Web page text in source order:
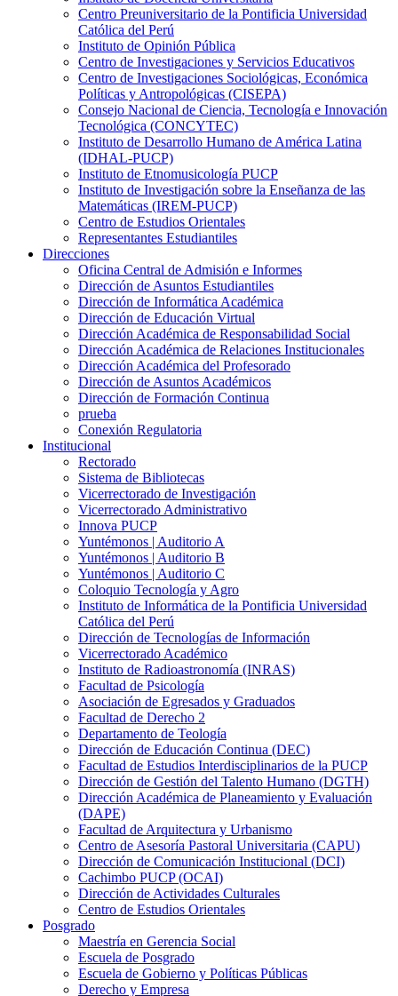
Centro Preuniversitario de la Pontificia Universidad
Católica del Perú
Instituto de Opinión Pública
Centro de Investigaciones y Servicios Educativos
Centro de Investigaciones Sociológicas, Económica
Políticas y Antropológicas (CISEPA)
Consejo Nacional de Ciencia, Tecnología e Innovación
Tecnológica (CONCYTEC)
Instituto de Desarrollo Humano de América Latina
(IDHAL-PUCP)
Instituto de Etnomusicología PUCP
Instituto de Investigación sobre la Enseñanza de las
Matemáticas (IREM-PUCP)
Centro de Estudios Orientales
Representantes Estudiantiles
Direcciones
Oficina Central de Admisión e Informes
Dirección de Asuntos Estudiantiles
Dirección de Informática Académica
Dirección de Educación Virtual
Dirección Académica de Responsabilidad Social
Dirección Académica de Relaciones Institucionales
Dirección Académica del Profesorado
Dirección de Asuntos Académicos
Dirección de Formación Continua
prueba
Conexión Regulatoria
Institucional
Rectorado
Sistema de Bibliotecas
Vicerrectorado de Investigación
Vicerrectorado Administrativo
Innova PUCP
Yuntémonos | Auditorio A
Yuntémonos | Auditorio B
Yuntémonos | Auditorio C
Coloquio Tecnología y Agro
Instituto de Informática de la Pontificia Universidad
Católica del Perú
Dirección de Tecnologías de Información
Vicerrectorado Académico
Instituto de Radioastronomía (INRAS)
Facultad de Psicología
Asociación de Egresados y Graduados
Facultad de Derecho 2
Departamento de Teología
Dirección de Educación Continua (DEC)
Facultad de Estudios Interdisciplinarios de la PUCP
Dirección de Gestión del Talento Humano (DGTH)
Dirección Académica de Planeamiento y Evaluación
(DAPE)
Facultad de Arquitectura y Urbanismo
Centro de Asesoría Pastoral Universitaria (CAPU)
Dirección de Comunicación Institucional (DCI)
Cachimbo PUCP (OCAI)
Dirección de Actividades Culturales
Centro de Estudios Orientales
Posgrado
Maestría en Gerencia Social
Escuela de Posgrado
Escuela de Gobierno y Políticas Públicas
Derecho y Empresa